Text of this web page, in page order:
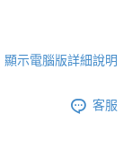
顯示電腦版詳細說明
客服